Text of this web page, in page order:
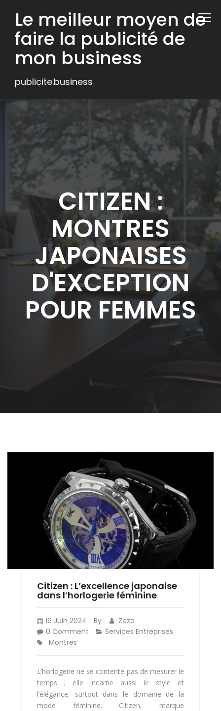
Le meilleur moyen de
faire la publicité de
mon business
publicite.business
CITIZEN :
MONTRES
JAPONAISES
D'EXCEPTION
POUR FEMMES
Citizen : L’excellence japonaise
dans l’horlogerie féminine
16 Juin 2024 By :
Zozo
0 Comment
Services Entreprises
Montres
L’horlogerie ne se contente pas de mesurer le
temps ; elle incarne aussi le style et
l’élégance, surtout dans le domaine de la
mode féminine. Citizen, marque